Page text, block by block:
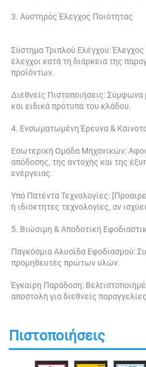
3. Αυστηρός Έλεγχος Ποιότητας
Σύστημα Τριπλού Ελέγχου:
έλεγχοι κατά τη διάρκεια της
προϊόντων.
Διεθνείς Πιστοποιήσεις: Σύμφωνα
και ειδικά πρότυπα του κλάδου.
4. Ενσωματωμένη Έρευνα &
Εσωτερική Ομάδα Μηχανικών:
απόδοσης, της αντοχής και της
ενέργειας.
Υπό Πατέντα Τεχνολογίες:
ή ιδιόκτητες τεχνολογίες, αν
5. Βιώσιμη & Αποδοτική
Παγκόσμια Αλυσίδα Εφοδιασμού:
προμηθευτές πρώτων υλών.
Έγκαιρη Παράδοση:
αποστολή για διεθνείς
Πιστοποιήσεις